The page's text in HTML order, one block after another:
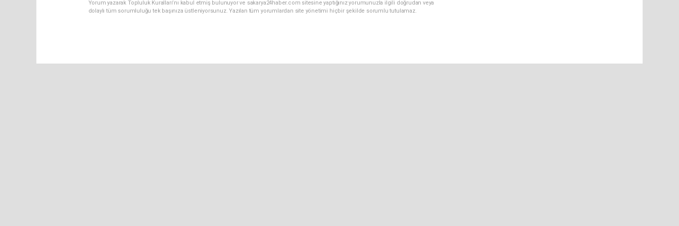
Yorum yazarak Topluluk Kuralları’nı kabul etmiş bulunuyor ve sakarya24haber.com sitesine yaptığınız yorumunuzla ilgili doğrudan veya
dolaylı tüm sorumluluğu tek başınıza üstleniyorsunuz. Yazılan tüm yorumlardan site yönetimi hiçbir şekilde sorumlu tutulamaz.